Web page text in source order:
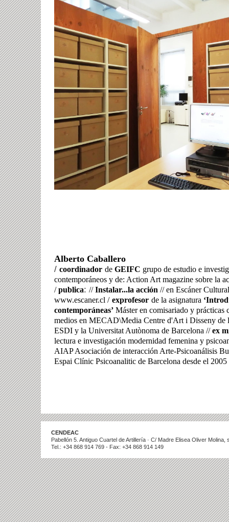
Alberto Caballero
/ coordinador de GEIFC grupo de estudio e
contemporáneos y de: Action Art magazine sobre la
/publica: //Instalar...la acción // en Escáner
www.escaner.cl / exprofesor de la asignatura
contemporáneas’ Máster en comisariado y prácticas
medios en MECAD\Media Centre d'Art i Disseny de
ESDI y la Universitat Autònoma de Barcelona //ex
lectura e investigación modernidad femenina y
AIAP Asociación de interacción Arte-Psicoanálisis
Espai Clínic Psicoanalitic de Barcelona desde el 2005
CENDEAC
Pabellón 5. Antiguo Cuartel de Artillería · C/ Madre Elisea Oliver
Tel.: +34 868 914 769 - Fax: +34 868 914 149